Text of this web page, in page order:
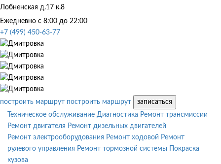
Лобненская д.17 к.8
Ежедневно с 8:00 до 22:00
+7 (499) 450-63-77
построить маршрут построить маршрут
записаться
Техническое обслуживание Диагностика Ремонт трансмиссии
Ремонт двигателя Ремонт дизельных двигателей
Ремонт электрооборудования Ремонт ходовой Ремонт
рулевого управления Ремонт тормозной системы
Покраска
кузова